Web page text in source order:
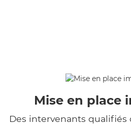
Mise en place
Des intervenants qualifiés